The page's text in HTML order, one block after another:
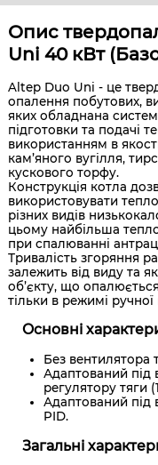
Опис
Uni 40 кВт
Altep Duo Uni - це
опалення побутових,
яких обладнана
підготовки та подачі
використанням в
кам’яного вугілля,
кускового торфу.
Конструкція котла
використовувати
різних видів
цьому найбільша
при спалюванні
Тривалість згоряння
залежить від виду та
об’єкту, що
тільки в режимі
Основні
Без вентилятора
Адаптований під
регулятору тяги
Адаптований під
PID.
Загальні